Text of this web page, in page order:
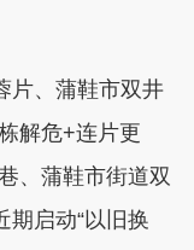
、蒲鞋市双井
解危+连片更
、蒲鞋市街道双
期启动“以旧换